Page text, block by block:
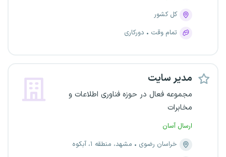
کل کشور
تمام وقت
دورکاری
مدیر سایت
مجموعه فعال در حوزه فناوری اطلاعات و
مخابرات
ارسال آسان
خراسان رضوی
مشهد، منطقه ۱، آبکوه